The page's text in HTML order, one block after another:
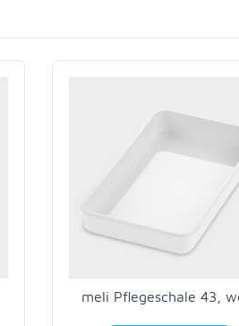
meli Pflegeschale 43,